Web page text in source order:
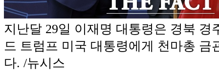
지난달 29일 이재명 대통령은 경북 경
드 트럼프 미국 대통령에게 천마총 금
다. /뉴시스